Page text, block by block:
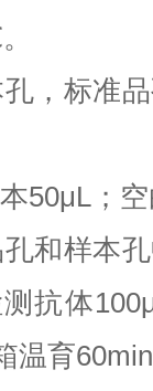
，标准
50μL；
和样本
抗体
温育